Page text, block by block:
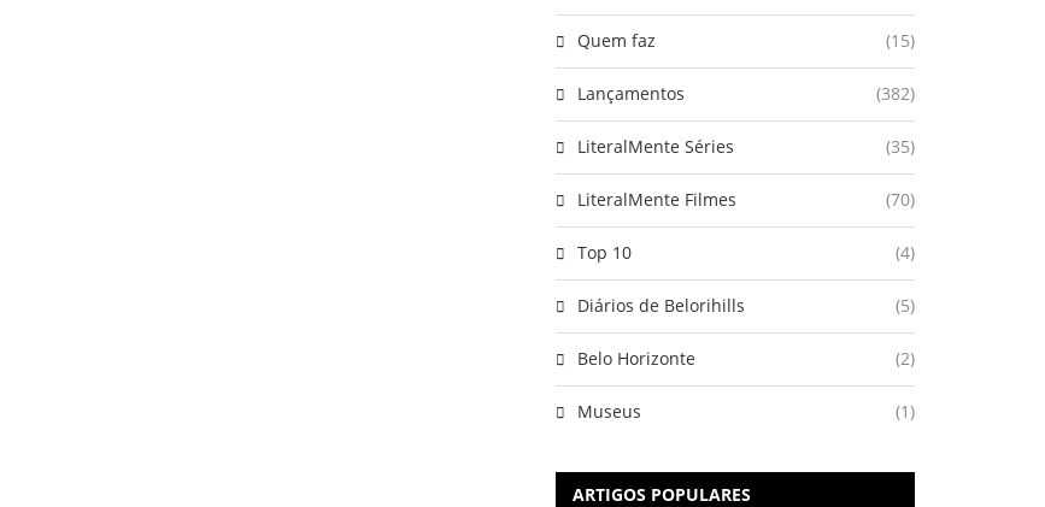
Quem faz (15)
Lançamentos (382)
LiteralMente Séries (35)
LiteralMente Filmes (70)
Top 10 (4)
Diários de Belorihills (5)
Belo Horizonte (2)
Museus (1)
ARTIGOS POPULARES